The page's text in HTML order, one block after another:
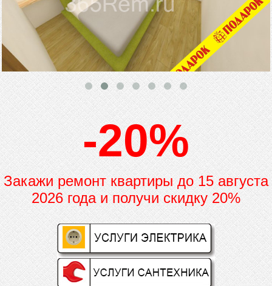
-20%
Закажи ремонт квартиры до15 августа
2026 года и получи скидку 20%